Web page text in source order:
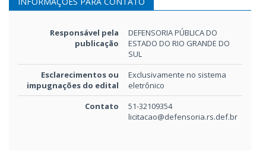
Edital - Pregão Eletrônico
30/2022 - Equipamentos de
Responsável pela
publicação
DEFENSORIA PÚBLICA DO
ESTADO DO RIO GRANDE DO
SUL
Esclarecimentos ou
impugnações do edital
Exclusivamente no sistema
eletrônico
Contato
51-32109354
licitacao@defensoria.rs.def.br